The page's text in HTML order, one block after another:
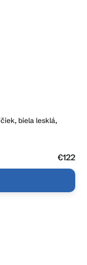
biela lesklá,
€122